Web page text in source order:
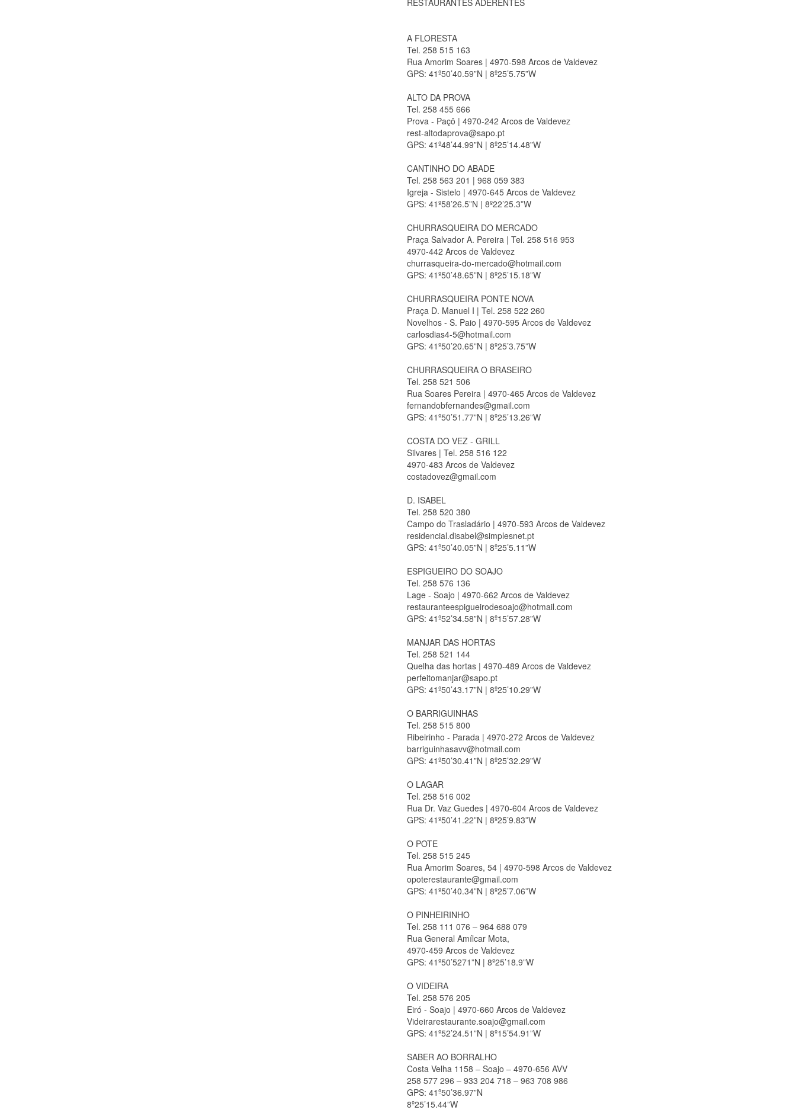
RESTAURANTES ADERENTES
A FLORESTA
Tel. 258 515 163
Rua Amorim Soares | 4970-598 Arcos de Valdevez
GPS: 41º50’40.59”N | 8º25’5.75”W
ALTO DA PROVA
Tel. 258 455 666
Prova - Paçô | 4970-242 Arcos de Valdevez
rest-altodaprova@sapo.pt
GPS: 41º48’44.99”N | 8º25’14.48”W
CANTINHO DO ABADE
Tel. 258 563 201 | 968 059 383
Igreja - Sistelo | 4970-645 Arcos de Valdevez
GPS: 41º58’26.5”N | 8º22’25.3”W
CHURRASQUEIRA DO MERCADO
Praça Salvador A. Pereira | Tel. 258 516 953
4970-442 Arcos de Valdevez
churrasqueira-do-mercado@hotmail.com
GPS: 41º50’48.65”N | 8º25’15.18”W
CHURRASQUEIRA PONTE NOVA
Praça D. Manuel I | Tel. 258 522 260
Novelhos - S. Paio | 4970-595 Arcos de Valdevez
carlosdias4-5@hotmail.com
GPS: 41º50’20.65”N | 8º25’3.75”W
CHURRASQUEIRA O BRASEIRO
Tel. 258 521 506
Rua Soares Pereira | 4970-465 Arcos de Valdevez
fernandobfernandes@gmail.com
GPS: 41º50’51.77”N | 8º25’13.26”W
COSTA DO VEZ - GRILL
Silvares | Tel. 258 516 122
4970-483 Arcos de Valdevez
costadovez@gmail.com
D. ISABEL
Tel. 258 520 380
Campo do Trasladário | 4970-593 Arcos de Valdevez
residencial.disabel@simplesnet.pt
GPS: 41º50’40.05”N | 8º25’5.11”W
ESPIGUEIRO DO SOAJO
Tel. 258 576 136
Lage - Soajo | 4970-662 Arcos de Valdevez
restauranteespigueirodesoajo@hotmail.com
GPS: 41º52’34.58”N | 8º15’57.28”W
MANJAR DAS HORTAS
Tel. 258 521 144
Quelha das hortas | 4970-489 Arcos de Valdevez
perfeitomanjar@sapo.pt
GPS: 41º50’43.17”N | 8º25’10.29”W
O BARRIGUINHAS
Tel. 258 515 800
Ribeirinho - Parada | 4970-272 Arcos de Valdevez
barriguinhasavv@hotmail.com
GPS: 41º50’30.41”N | 8º25’32.29”W
O LAGAR
Tel. 258 516 002
Rua Dr. Vaz Guedes | 4970-604 Arcos de Valdevez
GPS: 41º50’41.22”N | 8º25’9.83”W
O POTE
Tel. 258 515 245
Rua Amorim Soares, 54 | 4970-598 Arcos de Valdevez
opoterestaurante@gmail.com
GPS: 41º50’40.34”N | 8º25’7.06”W
O PINHEIRINHO
Tel. 258 111 076 – 964 688 079
Rua General Amílcar Mota,
4970-459 Arcos de Valdevez
GPS: 41º50’5271”N | 8º25’18.9”W
O VIDEIRA
Tel. 258 576 205
Eiró - Soajo | 4970-660 Arcos de Valdevez
Videirarestaurante.soajo@gmail.com
GPS: 41º52’24.51”N | 8º15’54.91”W
SABER AO BORRALHO
Costa Velha 1158 – Soajo – 4970-656 AVV
258 577 296 – 933 204 718 – 963 708 986
GPS: 41º50’36.97”N
8º25’15.44”W